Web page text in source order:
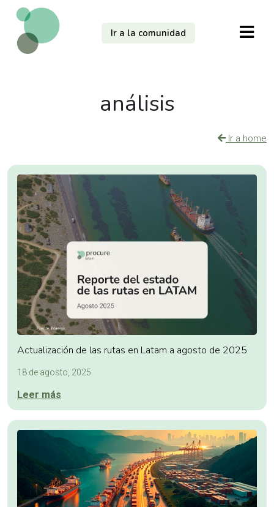
Ir a la comunidad
análisis
Ir a home
Actualización de las rutas en Latam a agosto de 2025
18 de agosto, 2025
Leer más